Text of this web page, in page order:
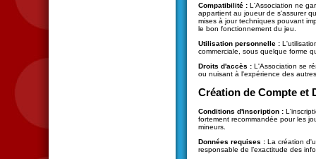
Compatibilité :L'Association ne
appartient au joueur de s'assurer
mises à jour techniques pouvant
le bon fonctionnement du jeu.
Utilisation personnelle :
commerciale, sous quelque forme
Droits d'accès :L'Association se
ou nuisant à l'expérience des
Création de Compte et
Conditions d'inscription :
fortement recommandée pour les
mineurs.
Données requises :La création
responsable de l’exactitude des